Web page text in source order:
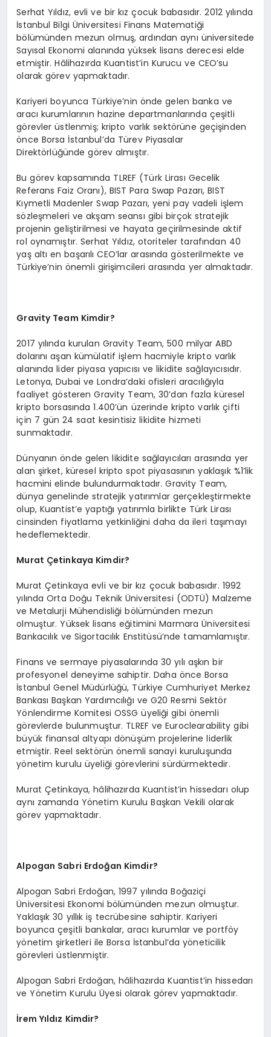
Serhat Yıldız, evli ve bir kız çocuk babasıdır. 2012 yılında
İstanbul Bilgi Üniversitesi Finans Matematiği
bölümünden mezun olmuş, ardından aynı üniversitede
Sayısal Ekonomi alanında yüksek lisans derecesi elde
etmiştir. Hâlihazırda Kuantist’in Kurucu ve CEO’su
olarak görev yapmaktadır.
Kariyeri boyunca Türkiye’nin önde gelen banka ve
aracı kurumlarının hazine departmanlarında çeşitli
görevler üstlenmiş; kripto varlık sektörüne geçişinden
önce Borsa İstanbul’da Türev Piyasalar
Direktörlüğünde görev almıştır.
Bu görev kapsamında TLREF (Türk Lirası Gecelik
Referans Faiz Oranı), BIST Para Swap Pazarı, BIST
Kıymetli Madenler Swap Pazarı, yeni pay vadeli işlem
sözleşmeleri ve akşam seansı gibi birçok stratejik
projenin geliştirilmesi ve hayata geçirilmesinde aktif
rol oynamıştır. Serhat Yıldız, otoriteler tarafından 40
yaş altı en başarılı CEO’lar arasında gösterilmekte ve
Türkiye’nin önemli girişimcileri arasında yer almaktadır.
Gravity Team Kimdir?
2017 yılında kurulan Gravity Team, 500 milyar ABD
dolarını aşan kümülatif işlem hacmiyle kripto varlık
alanında lider piyasa yapıcısı ve likidite sağlayıcısıdır.
Letonya, Dubai ve Londra’daki ofisleri aracılığıyla
faaliyet gösteren Gravity Team, 30’dan fazla küresel
kripto borsasında 1.400’ün üzerinde kripto varlık çifti
için 7 gün 24 saat kesintisiz likidite hizmeti
sunmaktadır.
Dünyanın önde gelen likidite sağlayıcıları arasında yer
alan şirket, küresel kripto spot piyasasının yaklaşık %1’lik
hacmini elinde bulundurmaktadır. Gravity Team,
dünya genelinde stratejik yatırımlar gerçekleştirmekte
olup, Kuantist’e yaptığı yatırımla birlikte Türk Lirası
cinsinden fiyatlama yetkinliğini daha da ileri taşımayı
hedeflemektedir.
Murat Çetinkaya Kimdir?
Murat Çetinkaya evli ve bir kız çocuk babasıdır. 1992
yılında Orta Doğu Teknik Üniversitesi (ODTÜ) Malzeme
ve Metalurji Mühendisliği bölümünden mezun
olmuştur. Yüksek lisans eğitimini Marmara Üniversitesi
Bankacılık ve Sigortacılık Enstitüsü’nde tamamlamıştır.
Finans ve sermaye piyasalarında 30 yılı aşkın bir
profesyonel deneyime sahiptir. Daha önce Borsa
İstanbul Genel Müdürlüğü, Türkiye Cumhuriyet Merkez
Bankası Başkan Yardımcılığı ve G20 Resmi Sektör
Yönlendirme Komitesi OSSG üyeliği gibi önemli
görevlerde bulunmuştur. TLREF ve Euroclearability gibi
büyük finansal altyapı dönüşüm projelerine liderlik
etmiştir. Reel sektörün önemli sanayi kuruluşunda
yönetim kurulu üyeliği görevlerini sürdürmektedir.
Murat Çetinkaya, hâlihazırda Kuantist’in hissedarı olup
aynı zamanda Yönetim Kurulu Başkan Vekili olarak
görev yapmaktadır.
Alpogan Sabri Erdoğan Kimdir?
Alpogan Sabri Erdoğan, 1997 yılında Boğaziçi
Üniversitesi Ekonomi bölümünden mezun olmuştur.
Yaklaşık 30 yıllık iş tecrübesine sahiptir. Kariyeri
boyunca çeşitli bankalar, aracı kurumlar ve portföy
yönetim şirketleri ile Borsa İstanbul’da yöneticilik
görevleri üstlenmiştir.
Alpogan Sabri Erdoğan, hâlihazırda Kuantist’in hissedarı
ve Yönetim Kurulu Üyesi olarak görev yapmaktadır.
İrem Yıldız Kimdir?